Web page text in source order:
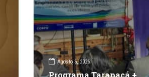
Agosto 6, 2026
Programa Tarapacá +